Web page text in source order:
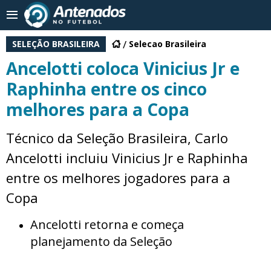
SELEÇÃO BRASILEIRA Selecao Brasileira
Ancelotti coloca Vinicius Jr e
Raphinha entre os cinco
melhores para a Copa
Técnico da Seleção Brasileira, Carlo
Ancelotti incluiu Vinicius Jr e Raphinha
entre os melhores jogadores para a
Copa
Ancelotti retorna e começa
planejamento da Seleção